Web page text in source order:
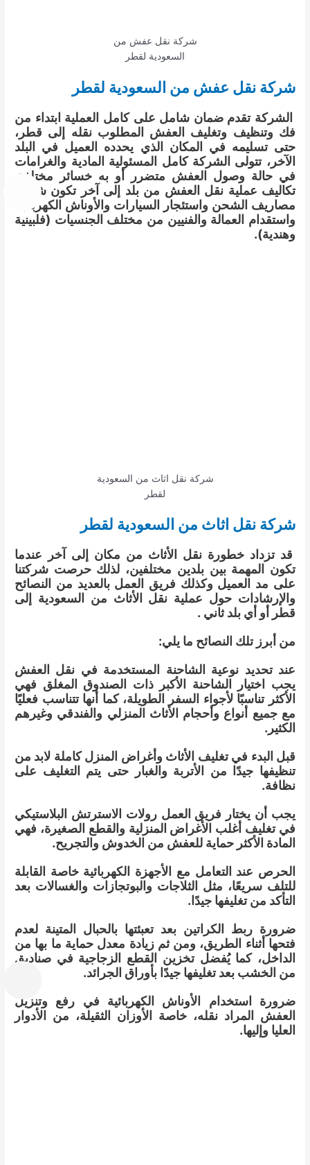
شركة نقل عفش من
السعودية لقطر
شركة نقل عفش من السعودية لقطر
الشركة تقدم ضمان شامل على كامل العملية ابتداء من
فك وتنظيف وتغليف العفش المطلوب نقله إلى قطر،
حتى تسليمه في المكان الذي يحدده العميل في البلد
الآخر، تتولى الشركة كامل المسئولية المادية والغرامات
في حالة وصول العفش متضرر أو به خسائر مختلفة.
تكاليف عملية نقل العفش من بلد إلى آخر تكون شاملة
مصاريف الشحن واستئجار السيارات والأوناش الكهربائية
واستقدام العمالة والفنيين من مختلف الجنسيات (فلبينية
وهندية).
شركة نقل اثاث من السعودية
لقطر
شركة نقل اثاث من السعودية لقطر
قد تزداد خطورة نقل الأثاث من مكان إلى آخر عندما
تكون المهمة بين بلدين مختلفين، لذلك حرصت شركتنا
على مد العميل وكذلك فريق العمل بالعديد من النصائح
والإرشادات حول عملية نقل الأثاث من السعودية إلى
قطر أو أي بلد ثاني .
من أبرز تلك النصائح ما يلي:
عند تحديد نوعية الشاحنة المستخدمة في نقل العفش
يجب اختيار الشاحنة الأكبر ذات الصندوق المغلق فهي
الأكثر تناسبًا لأجواء السفر الطويلة، كما أنها تتناسب فعليًا
مع جميع أنواع وأحجام الأثاث المنزلي والفندقي وغيرهم
الكثير.
قبل البدء في تغليف الأثاث وأغراض المنزل كاملة لابد من
تنظيفها جيدًا من الأتربة والغبار حتى يتم التغليف على
نظافة.
يجب أن يختار فريق العمل رولات الاسترتش البلاستيكي
في تغليف أغلب الأغراض المنزلية والقطع الصغيرة، فهي
المادة الأكثر حماية للعفش من الخدوش والتجريح.
الحرص عند التعامل مع الأجهزة الكهربائية خاصة القابلة
للتلف سريعًا، مثل الثلاجات والبوتجازات والغسالات بعد
التأكد من تغليفها جيدًا.
ضرورة ربط الكراتين بعد تعبئتها بالحبال المتينة لعدم
فتحها أثناء الطريق، ومن ثم زيادة معدل حماية ما بها من
الداخل، كما يُفضل تخزين القطع الزجاجية في صناديق
من الخشب بعد تغليفها جيدًا بأوراق الجرائد.
ضرورة استخدام الأوناش الكهربائية في رفع وتنزيل
العفش المراد نقله، خاصة الأوزان الثقيلة، من الأدوار
العليا وإليها.